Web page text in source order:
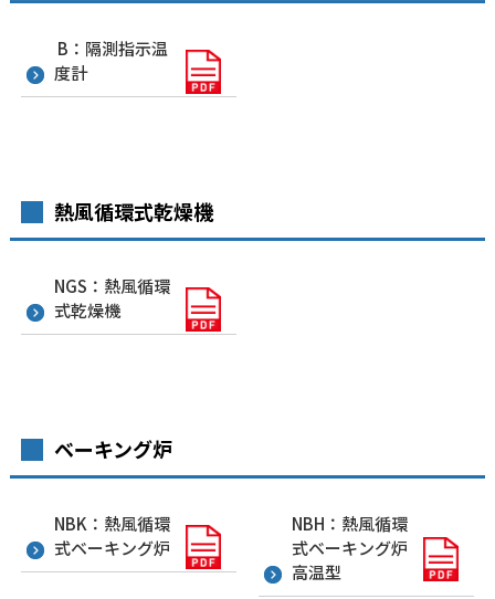
B：隔測指示温
度計
熱風循環式乾燥機
NGS：熱風循環
式乾燥機
ベーキング炉
NBK：熱風循環
式ベーキング炉
NBH：熱風循環
式ベーキング炉
高温型